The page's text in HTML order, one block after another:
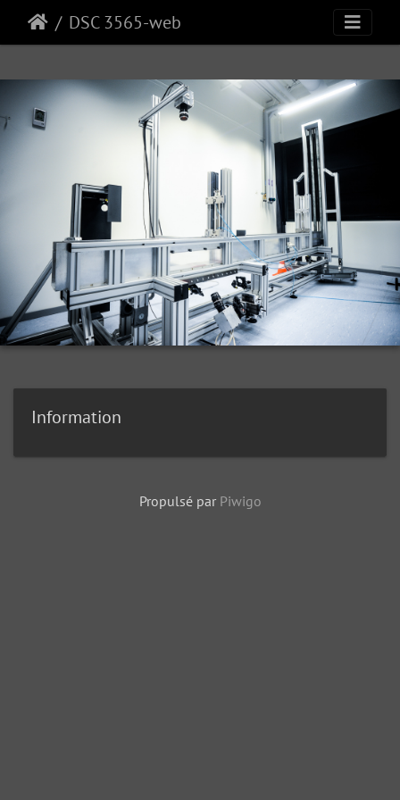
DSC 3565-web
Information
Propulsé par Piwigo